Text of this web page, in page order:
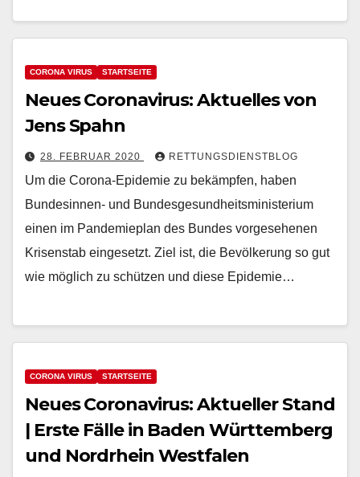
CORONA VIRUS STARTSEITE
Neues Coronavirus: Aktuelles von
Jens Spahn
28. FEBRUAR 2020 RETTUNGSDIENSTBLOG
Um die Corona-Epidemie zu bekämpfen, haben
Bundesinnen- und Bundesgesundheitsministerium
einen im Pandemieplan des Bundes vorgesehenen
Krisenstab eingesetzt. Ziel ist, die Bevölkerung so gut
wie möglich zu schützen und diese Epidemie…
CORONA VIRUS STARTSEITE
Neues Coronavirus: Aktueller Stand
| Erste Fälle in Baden Württemberg
und Nordrhein Westfalen